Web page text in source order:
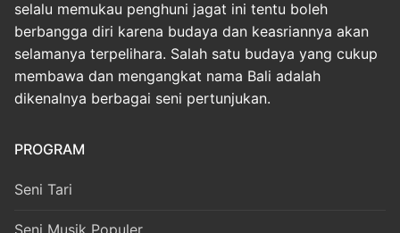
selalu memukau penghuni jagat ini tentu boleh
berbangga diri karena budaya dan keasriannya akan
selamanya terpelihara. Salah satu budaya yang cukup
membawa dan mengangkat nama Bali adalah
dikenalnya berbagai seni pertunjukan.
PROGRAM
Seni Tari